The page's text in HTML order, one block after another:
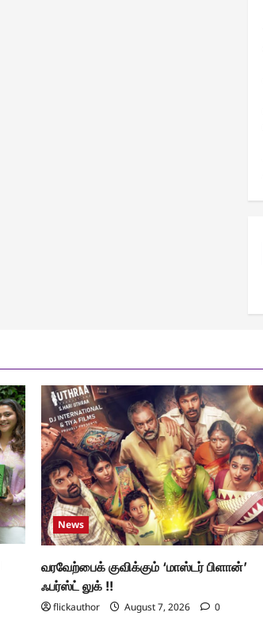
News
வரவேற்பைக் குவிக்கும் ‘மாஸ்டர் பிளான்’
ஃபர்ஸ்ட் லுக் !!
flickauthor August 7, 2026 0